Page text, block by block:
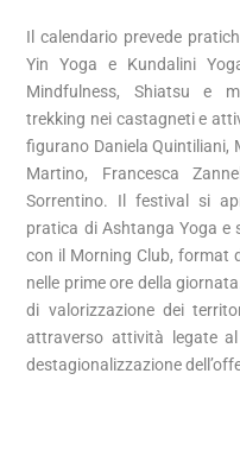
Il calendario prevede
Yin Yoga e Kundalini
Mindfulness, Shiatsu e
trekking nei castagneti e
figurano Daniela Quintiliani,
Martino, Francesca
Sorrentino. Il festival si
pratica di Ashtanga Yoga e
con il Morning Club, format
nelle prime ore della
di valorizzazione dei
attraverso attività legate
destagionalizzazione